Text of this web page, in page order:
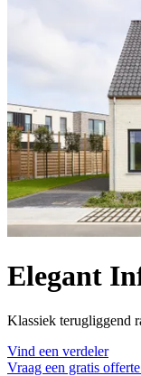
Elegant
Klassiek terugliggend
Vind een verdeler
Vraag een gratis